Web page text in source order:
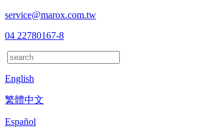
service@marox.com.tw
04 22780167-8
English
繁體中文
Español